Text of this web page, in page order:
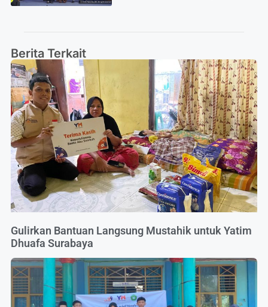
Berita Terkait
Gulirkan Bantuan Langsung Mustahik untuk Yatim
Dhuafa Surabaya